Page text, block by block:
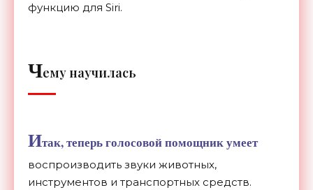
функцию для Siri.
Чему научилась
Итак, теперь голосовой помощник умеет
воспроизводить звуки животных,
инструментов и транспортных средств.